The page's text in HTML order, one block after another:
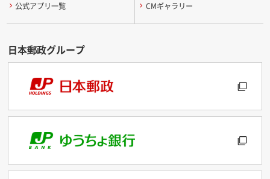
公式アプリ一覧 CMギャラリー